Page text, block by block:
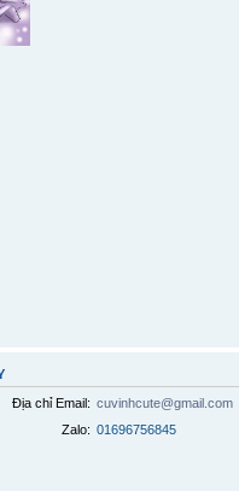
Địa chỉ Email: cuvinhcute@gmail.com
Zalo: 01696756845